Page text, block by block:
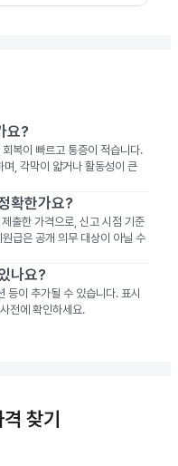
요?
복이 빠르고 통증이 적습니다.
, 각막이 얇거나 활동성이 큰
확한가요?
출한 가격으로, 신고 시점 기준
급은 공개 의무 대상이 아닐 수
나요?
등이 추가될 수 있습니다. 표시
전에 확인하세요.
찾기